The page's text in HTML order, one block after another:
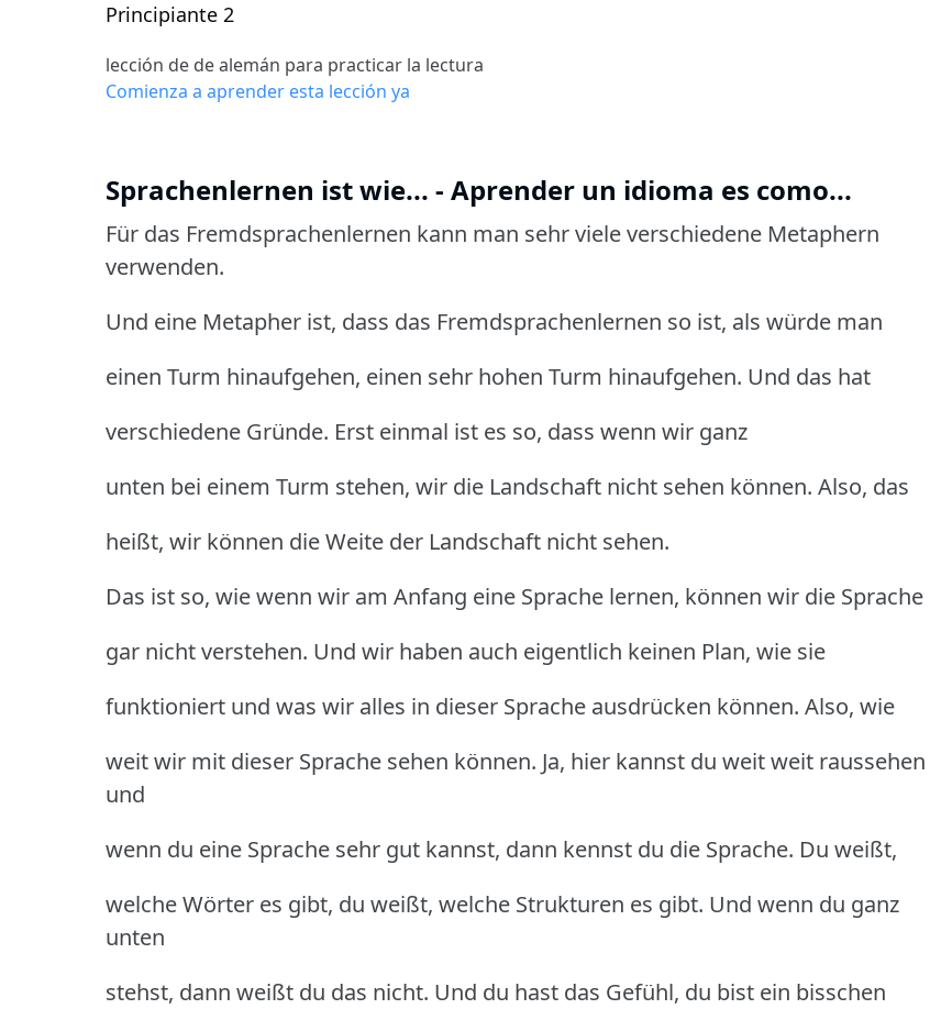
Principiante 2
lección de de alemán para practicar la lectura
Comienza a aprender esta lección ya
Sprachenlernen ist wie... - Aprender un idioma es como...
Für das Fremdsprachenlernen kann man sehr viele verschiedene Metaphern
verwenden.
Und eine Metapher ist, dass das Fremdsprachenlernen so ist, als würde man
einen Turm hinaufgehen, einen sehr hohen Turm hinaufgehen. Und das hat
verschiedene Gründe. Erst einmal ist es so, dass wenn wir ganz
unten bei einem Turm stehen, wir die Landschaft nicht sehen können. Also, das
heißt, wir können die Weite der Landschaft nicht sehen.
Das ist so, wie wenn wir am Anfang eine Sprache lernen, können wir die Sprache
gar nicht verstehen. Und wir haben auch eigentlich keinen Plan, wie sie
funktioniert und was wir alles in dieser Sprache ausdrücken können. Also, wie
weit wir mit dieser Sprache sehen können. Ja, hier kannst du weit weit raussehen
und
wenn du eine Sprache sehr gut kannst, dann kennst du die Sprache. Du weißt,
welche Wörter es gibt, du weißt, welche Strukturen es gibt. Und wenn du ganz
unten
stehst, dann weißt du das nicht. Und du hast das Gefühl, du bist ein bisschen